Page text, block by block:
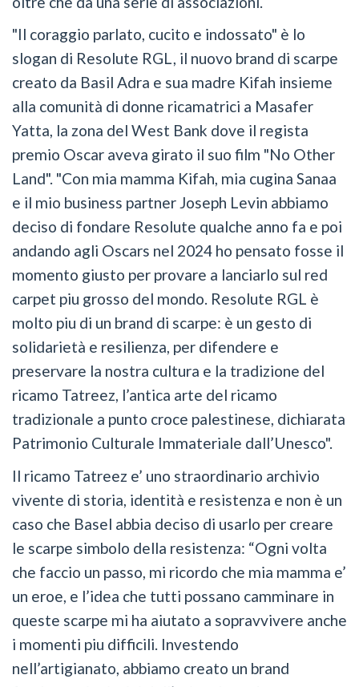
"Il coraggio parlato, cucito e indossato" è lo
slogan di Resolute RGL, il nuovo brand di scarpe
creato da Basil Adra e sua madre Kifah insieme
alla comunità di donne ricamatrici a Masafer
Yatta, la zona del West Bank dove il regista
premio Oscar aveva girato il suo film "No Other
Land". "Con mia mamma Kifah, mia cugina Sanaa
e il mio business partner Joseph Levin abbiamo
deciso di fondare Resolute qualche anno fa e poi
andando agli Oscars nel 2024 ho pensato fosse il
momento giusto per provare a lanciarlo sul red
carpet piu grosso del mondo. Resolute RGL è
molto piu di un brand di scarpe: è un gesto di
solidarietà e resilienza, per difendere e
preservare la nostra cultura e la tradizione del
ricamo Tatreez, l’antica arte del ricamo
tradizionale a punto croce palestinese, dichiarata
Patrimonio Culturale Immateriale dall’Unesco".
Il ricamo Tatreez e’ uno straordinario archivio
vivente di storia, identità e resistenza e non è un
caso che Basel abbia deciso di usarlo per creare
le scarpe simbolo della resistenza: “Ogni volta
che faccio un passo, mi ricordo che mia mamma e’
un eroe, e l’idea che tutti possano camminare in
queste scarpe mi ha aiutato a sopravvivere anche
i momenti piu difficili. Investendo
nell’artigianato, abbiamo creato un brand